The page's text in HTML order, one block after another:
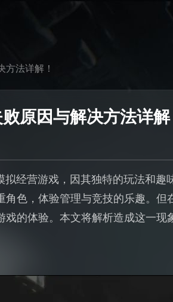
法详解！
原因与解决方法详解
拟经营游戏，因其独特的玩法和
色，体验管理与竞技的乐趣。但
的体验。本文将解析造成这一现